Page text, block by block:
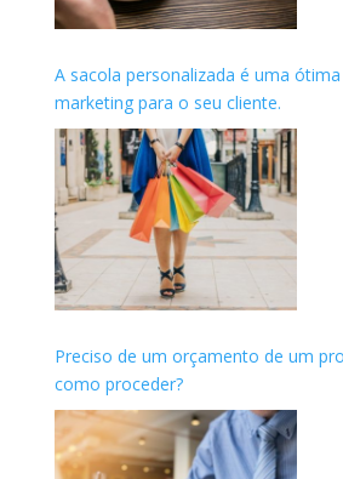
A sacola personalizada é uma
marketing para o seu cliente.
Preciso de um orçamento de um
como proceder?